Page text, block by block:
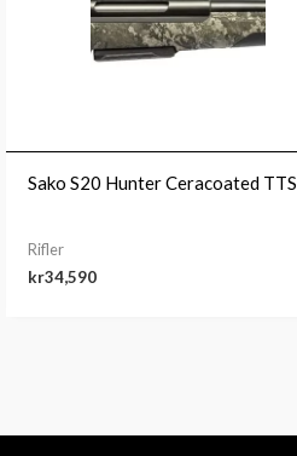
Sako S20 Hunter Ceracoated TTS
Rifler
kr34,590